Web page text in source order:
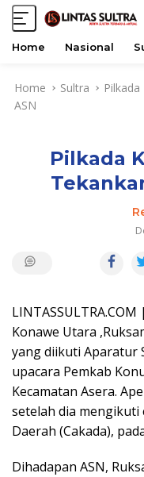
Home Nasional
Home Sultra
ASN
Pilkada
Konawe Utara
yang diikuti Aparatur
upacara Pemkab
Kecamatan Asera.
setelah dia mengikuti
Daerah (Cakada),
Dihadapan ASN,